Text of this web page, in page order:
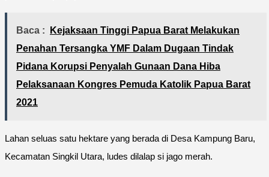
Baca :
Kejaksaan Tinggi Papua Barat Melakukan
Penahan Tersangka YMF Dalam Dugaan Tindak
Pidana Korupsi Penyalah Gunaan Dana Hiba
Pelaksanaan Kongres Pemuda Katolik Papua Barat
2021
Lahan seluas satu hektare yang berada di Desa Kampung Baru,
Kecamatan Singkil Utara, ludes dilalap si jago merah.